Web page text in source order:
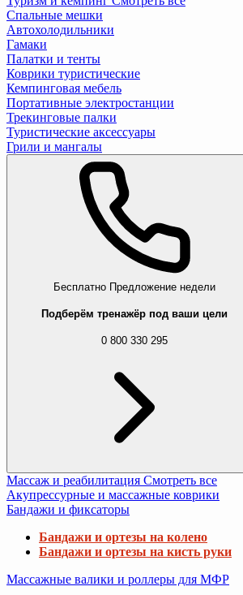
Спальные мешки
Автохолодильники
Гамаки
Палатки и тенты
Коврики туристические
Кемпинговая мебель
Портативные электростанции
Трекинговые палки
Туристические аксессуары
Грили и мангалы
Бесплатно Предложение недели
Подберём тренажёр под ваши цели
0 800 330 295
Массаж и реабилитация Смотреть все
Акупрессурные и массажные коврики
Бандажи и фиксаторы
Бандажи и ортезы на колено
Бандажи и ортезы на кисть руки
Массажные валики и роллеры для МФР